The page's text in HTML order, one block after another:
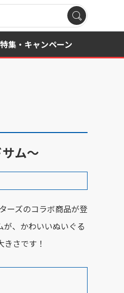
特集・キャンペーン
ム～
ーズのコラボ商品が登
、かわいいぬいぐる
さです！